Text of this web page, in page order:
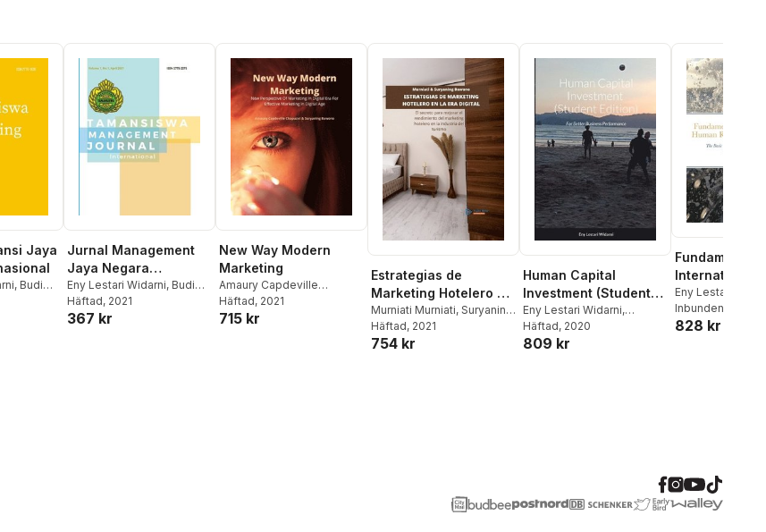
Jaya
, Budi
Jurnal Management
Jaya Negara
Internasional
Eny Lestari Widarni, Budi
Sasongko,Suryaning
Bawono
Häftad, 2021
367 kr
New Way Modern
Marketing
Amaury Capdeville
Chapuzet,Suryaning
Bawono
Häftad, 2021
715 kr
Estrategias de
Marketing Hotelero En
La Era Digital
Murniati Murniati, Suryaning
Bawono
Häftad, 2021
754 kr
Human Capital
Investment (Student
Edition)
Eny Lestari Widarni,
Suryaning Bawono
Häftad, 2020
809 kr
International
Resource
Management
Eny Lestari
Suryaning
Inbunden
828 kr